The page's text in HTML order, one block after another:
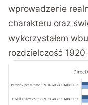
wprowadzenie
charakteru oraz
wykorzystałem
rozdzielczość